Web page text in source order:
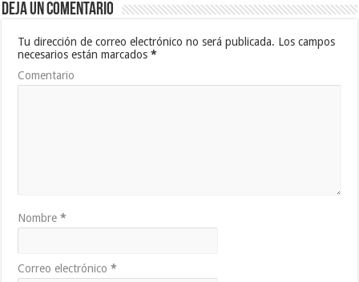
Deja un comentario
Tu dirección de correo electrónico no será publicada. Los campos
necesarios están marcados*
Comentario
Nombre*
Correo electrónico*